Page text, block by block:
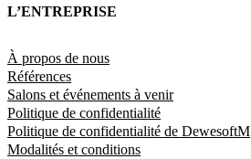
L’ENTREPRISE
À propos de nous
Références
Salons et événements à venir
Politique de confidentialité
Politique de confidentialité de DewesoftM
Modalités et conditions